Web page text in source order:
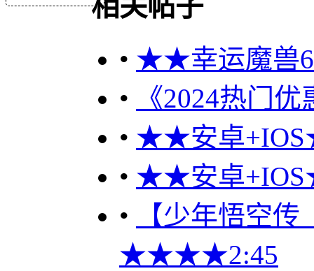
相关帖子
• ★★幸运魔兽
•
《2024热门
• ★★安卓
• ★★安卓
•
【少年悟空
★★★★2:45